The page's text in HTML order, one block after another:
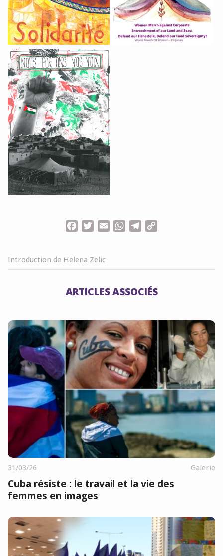
FacebookTwitterEmailWhatsApp
Telegram
Introduction de Helena Zelic
ARTICLES ASSOCIÉS
31/03/26 Galerie
Cuba résiste : le travail et la vie des
femmes en images